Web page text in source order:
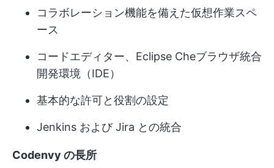
コラボレーション機能を備えた仮想作業スペ
ース
コードエディター、Eclipse Cheブラウザ統合
開発環境（IDE）
基本的な許可と役割の設定
Jenkins および Jira との統合
Codenvy の長所